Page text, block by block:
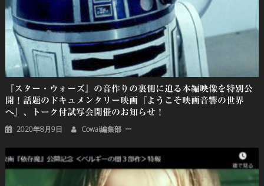
『スター・ウォーズ』の音作りの裏側に迫る本編映像を特別公
開！話題のドキュメンタリー映画『ようこそ映画音響の世界
へ』、トーク付試写会開催のお知らせ！
2020年8月9日 Cowai編集部